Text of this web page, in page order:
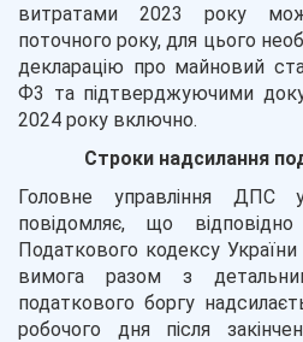
витратами 2023 року
поточного року, для цього
декларацію про майновий
Ф3 та підтверджуючими
2024 року включно.
Строки надсилання
Головне управління ДПС у
повідомляє, що
Податкового кодексу
вимога разом з
податкового боргу
робочого дня після